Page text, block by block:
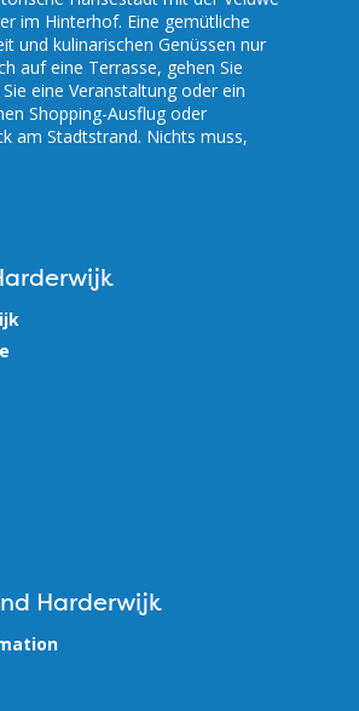
im Hinterhof. Eine gemütliche
und kulinarischen Genüssen nur
auf eine Terrasse, gehen Sie
eine Veranstaltung oder ein
Shopping-Ausflug oder
am Stadtstrand. Nichts muss,
Harderwijk